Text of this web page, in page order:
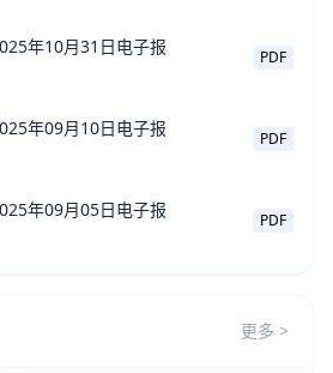
年10月31日电子报 PDF
年09月10日电子报 PDF
年09月05日电子报 PDF
更多 >